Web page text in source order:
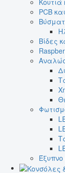
PCB
Βίδες
Έξυπνο